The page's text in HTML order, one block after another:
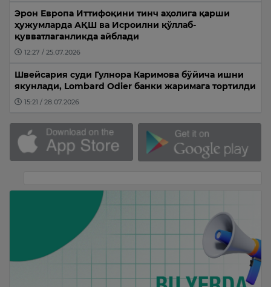
Эрон Европа Иттифоқини тинч аҳолига қарши
ҳужумларда АҚШ ва Исроилни қўллаб-
қувватлаганликда айблади
12:27 / 25.07.2026
Швейсария суди Гулнора Каримова бўйича ишни
якунлади, Lombard Odier банки жаримага тортилди
15:21 / 28.07.2026